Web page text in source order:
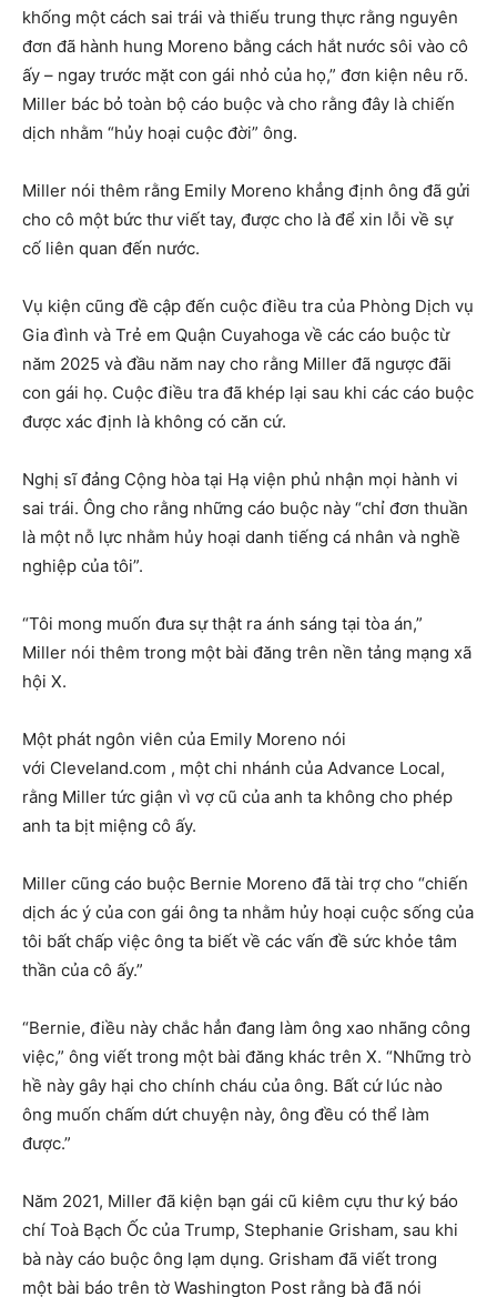
khống một cách sai trái và thiếu trung thực rằng nguyên
đơn đã hành hung Moreno bằng cách hắt nước sôi vào cô
ấy – ngay trước mặt con gái nhỏ của họ,” đơn kiện nêu rõ.
Miller bác bỏ toàn bộ cáo buộc và cho rằng đây là chiến
dịch nhằm “hủy hoại cuộc đời” ông.
Miller nói thêm rằng Emily Moreno khẳng định ông đã gửi
cho cô một bức thư viết tay, được cho là để xin lỗi về sự
cố liên quan đến nước.
Vụ kiện cũng đề cập đến cuộc điều tra của Phòng Dịch vụ
Gia đình và Trẻ em Quận Cuyahoga về các cáo buộc từ
năm 2025 và đầu năm nay cho rằng Miller đã ngược đãi
con gái họ. Cuộc điều tra đã khép lại sau khi các cáo buộc
được xác định là không có căn cứ.
Nghị sĩ đảng Cộng hòa tại Hạ viện phủ nhận mọi hành vi
sai trái. Ông cho rằng những cáo buộc này “chỉ đơn thuần
là một nỗ lực nhằm hủy hoại danh tiếng cá nhân và nghề
nghiệp của tôi”.
“Tôi mong muốn đưa sự thật ra ánh sáng tại tòa án,”
Miller nói thêm trong một bài đăng trên nền tảng mạng xã
hội X.
Một phát ngôn viên của Emily Moreno nói
với Cleveland.com , một chi nhánh của Advance Local,
rằng Miller tức giận vì vợ cũ của anh ta không cho phép
anh ta bịt miệng cô ấy.
Miller cũng cáo buộc Bernie Moreno đã tài trợ cho “chiến
dịch ác ý của con gái ông ta nhằm hủy hoại cuộc sống của
tôi bất chấp việc ông ta biết về các vấn đề sức khỏe tâm
thần của cô ấy.”
“Bernie, điều này chắc hẳn đang làm ông xao nhãng công
việc,” ông viết trong một bài đăng khác trên X. “Những trò
hề này gây hại cho chính cháu của ông. Bất cứ lúc nào
ông muốn chấm dứt chuyện này, ông đều có thể làm
được.”
Năm 2021, Miller đã kiện bạn gái cũ kiêm cựu thư ký báo
chí Toà Bạch Ốc của Trump, Stephanie Grisham, sau khi
bà này cáo buộc ông lạm dụng. Grisham đã viết trong
một bài báo trên tờ Washington Post rằng bà đã nói